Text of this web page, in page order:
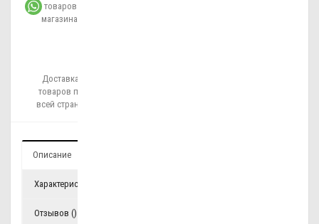
товаров
магазина!
Доставка
товаров по
всей стране!
Описание
Характеристики
Отзывов ()